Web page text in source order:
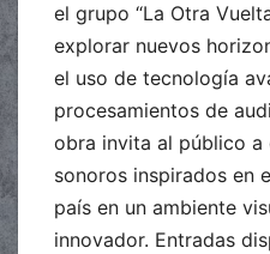
el grupo “La Otra
explorar nuevos
el uso de tecnología
procesamientos de
obra invita al público a
sonoros inspirados en
país en un ambiente
innovador. Entradas